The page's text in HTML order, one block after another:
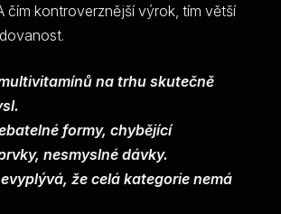
čím kontroverznější výrok, tím větší
na trhu skutečně
formy, chybějící
nesmyslné dávky.
že celá kategorie nemá